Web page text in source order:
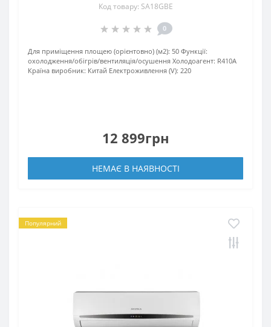
Код товару: SA18GBE
0
Для приміщення площею (орієнтовно) (м2): 50 Функції:
охолодження/обігрів/вентиляція/осушення Xолодоагент: R410А
Країна виробник: Китай Електроживлення (V): 220
12 899грн
НЕМАЄ В НАЯВНОСТІ
Популярний